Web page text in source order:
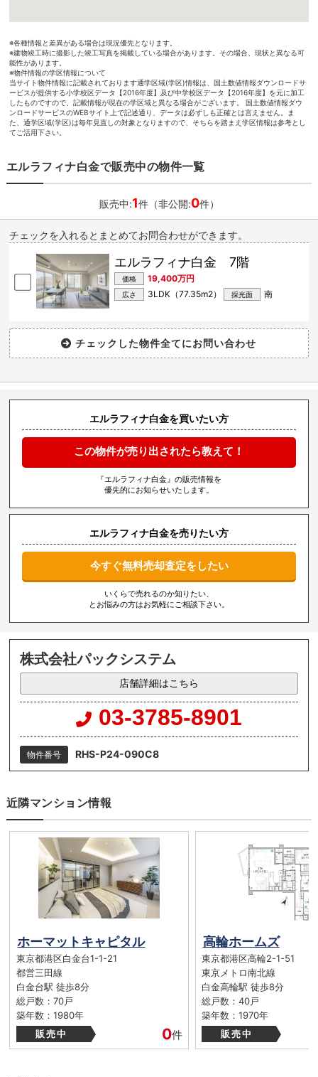
※各種情報と差異がある場合は現況優先となります。
※建物竣工時に撮影した竣工写真を掲載している場合があります。その場合、現状と異なる可
能性があります。
※物件情報の学区情報について
当サイト物件情報に記載されております通学区域(学区)情報は、国土数値情報ダウンロードサ
ービスが提供する小学校区データ【2016年度】及び中学校区データ【2016年度】を元に加工
したものですので、記載情報が現在の学区域と異なる場合がございます。 国土数値情報ダウ
ンロードサービスのWEBサイト上で記述通り、データは必ずしも正確とは言えません。ま
た、通学区域(学区)は毎年見直しの対象となりますので、そちらを踏まえ学区情報は参考とし
てご活用下さい。
エルラフィナ白金で販売中の物件一覧
販売中:1件（非公開:0件）
チェックを入れるとまとめてお問合わせができます。
エルラフィナ白金 7階
価格 19,400万円
広さ 3LDK（77.35m2） 採光面 南
エルラフィナ白金を買いたい方
この物件が売り出されたら教えて！
『エルラフィナ白金』の販売情報を
優先的にお知らせいたします。
エルラフィナ白金を売りたい方
今すぐ無料売却査定をしたい
いくらで売れるのか知りたい、
とお悩みの方はお気軽にご相談下さい。
株式会社パックシステム
店舗詳細はこちら
03-3785-8901
物件番号 RHS-P24-090C8
近隣マンション情報
ホーマットキャピタル
東京都港区白金台1-1-21
都営三田線
白金台駅 徒歩8分
総戸数：70戸
築年数：1980年
販売中
0件
高輪ホームズ
東京都港区高輪2-1-51
東京メトロ南北線
白金高輪駅 徒歩8分
総戸数：40戸
築年数：1970年
販売中